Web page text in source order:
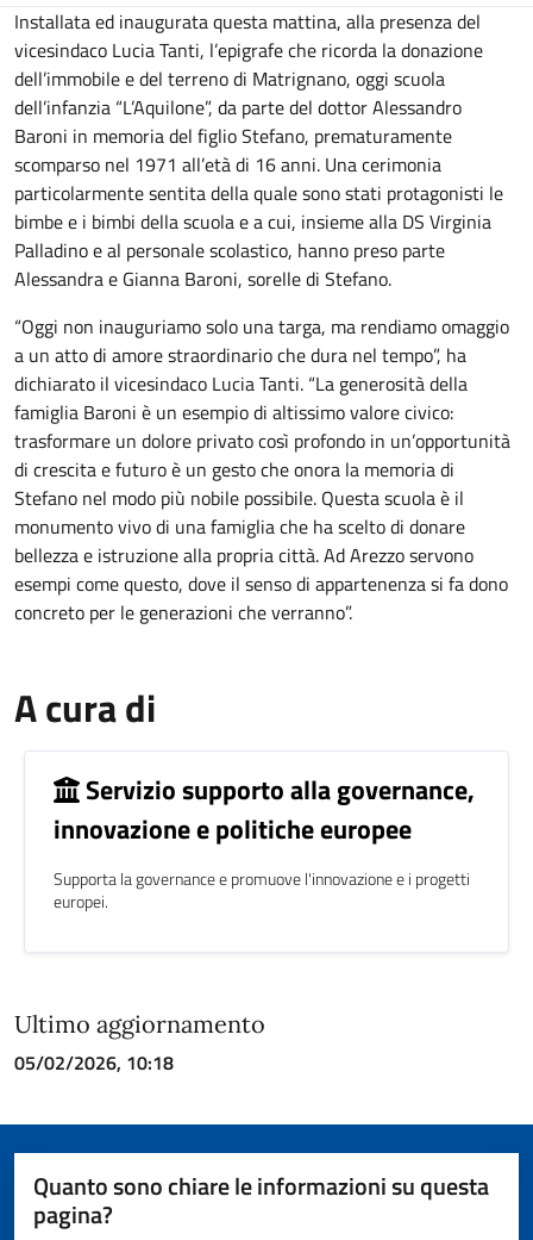
Descrizione
Installata ed inaugurata questa mattina, alla presenza del
vicesindaco Lucia Tanti, l’epigrafe che ricorda la donazione
dell’immobile e del terreno di Matrignano, oggi scuola
dell’infanzia “L’Aquilone”, da parte del dottor Alessandro
Baroni in memoria del figlio Stefano, prematuramente
scomparso nel 1971 all’età di 16 anni. Una cerimonia
particolarmente sentita della quale sono stati protagonisti le
bimbe e i bimbi della scuola e a cui, insieme alla DS Virginia
Palladino e al personale scolastico, hanno preso parte
Alessandra e Gianna Baroni, sorelle di Stefano.
“Oggi non inauguriamo solo una targa, ma rendiamo omaggio
a un atto di amore straordinario che dura nel tempo”, ha
dichiarato il vicesindaco Lucia Tanti. “La generosità della
famiglia Baroni è un esempio di altissimo valore civico:
trasformare un dolore privato così profondo in un’opportunità
di crescita e futuro è un gesto che onora la memoria di
Stefano nel modo più nobile possibile. Questa scuola è il
monumento vivo di una famiglia che ha scelto di donare
bellezza e istruzione alla propria città. Ad Arezzo servono
esempi come questo, dove il senso di appartenenza si fa dono
concreto per le generazioni che verranno”.
A cura di
Servizio supporto alla governance,
innovazione e politiche europee
Supporta la governance e promuove l'innovazione e i progetti
europei.
Ultimo aggiornamento
05/02/2026, 10:18
Quanto sono chiare le informazioni su questa
pagina?